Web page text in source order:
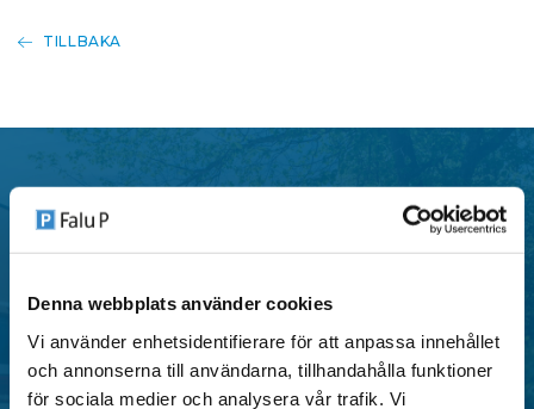
Denna webbplats använder cookies
Vi använder enhetsidentifierare för att anpassa innehållet
och annonserna till användarna, tillhandahålla funktioner
för sociala medier och analysera vår trafik. Vi
TILLBAKA
P-tillstånd
Falu P erbjuder flera typer av parkeringstillstånd i
centrala områden i Falun, anpassade för både
privatpersoner och verksamheter.